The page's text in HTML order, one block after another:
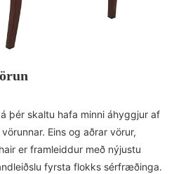
þér skaltu hafa minni áhyggjur af
Eins og aðrar vörur,
er framleiddur með nýjustu
fyrsta flokks sérfræðinga.